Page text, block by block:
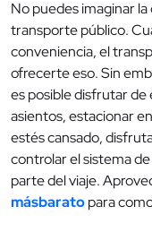
No puedes imaginar
transporte público.
conveniencia, el
ofrecerte eso. Sin
es posible disfrutar de
asientos, estacionar
estés cansado,
controlar el sistema
parte del viaje.
másbaratopara